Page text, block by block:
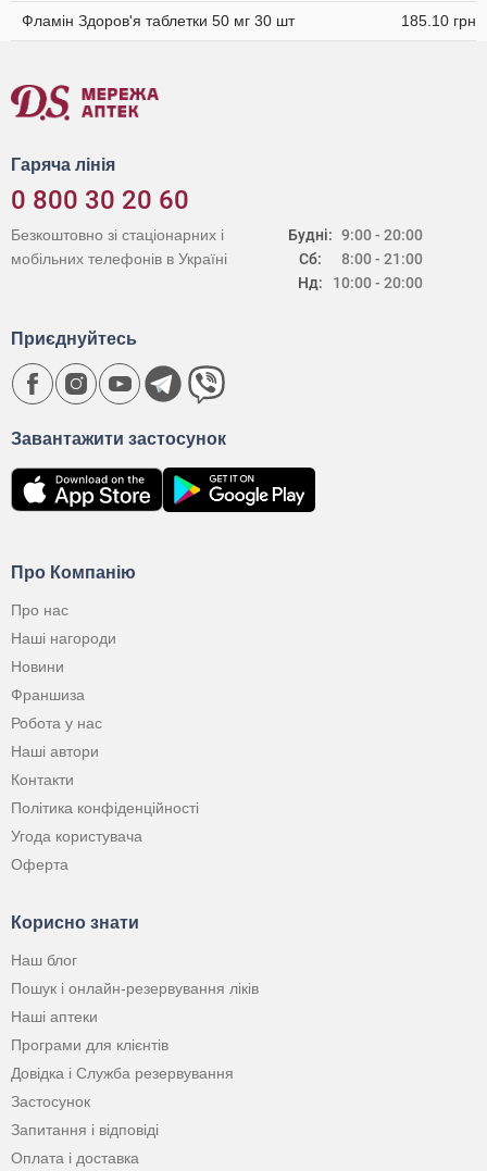
Фламін Здоров'я таблетки 50 мг 30 шт 185.10 грн
Гаряча лінія
0 800 30 20 60
Будні:
Сб:
Нд:
9:00 - 20:00
8:00 - 21:00
10:00 - 20:00
Безкоштовно зі стаціонарних і
мобільних телефонів в Україні
Про Компанію
Про нас
Наші нагороди
Новини
Франшиза
Робота у нас
Наші автори
Контакти
Політика конфіденційності
Угода користувача
Оферта
Корисно знати
Наш блог
Пошук і онлайн-резервування ліків
Наші аптеки
Програми для клієнтів
Довідка і Служба резервування
Застосунок
Запитання і відповіді
Оплата і доставка
Завантажити застосунок
Приєднуйтесь